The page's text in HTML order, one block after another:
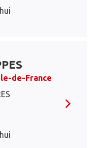
de-France